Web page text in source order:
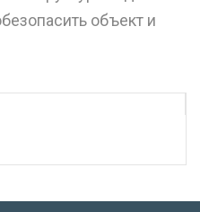
объект и